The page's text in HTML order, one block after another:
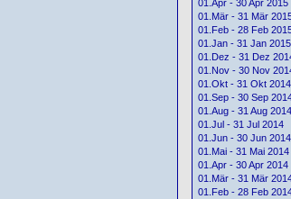
01.Apr - 30 Apr 2015
01.Mär - 31 Mär
01.Feb - 28 Feb
01.Jan - 31 Jan 2015
01.Dez - 31 Dez
01.Nov - 30 Nov
01.Okt - 31 Okt 2014
01.Sep - 30 Sep
01.Aug - 31 Aug 2014
01.Jul - 31 Jul 2014
01.Jun - 30 Jun 2014
01.Mai - 31 Mai 2014
01.Apr - 30 Apr 2014
01.Mär - 31 Mär
01.Feb - 28 Feb